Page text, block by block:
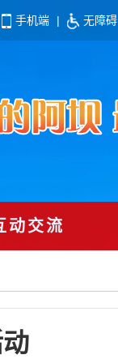
手机端 | 无障碍
交流